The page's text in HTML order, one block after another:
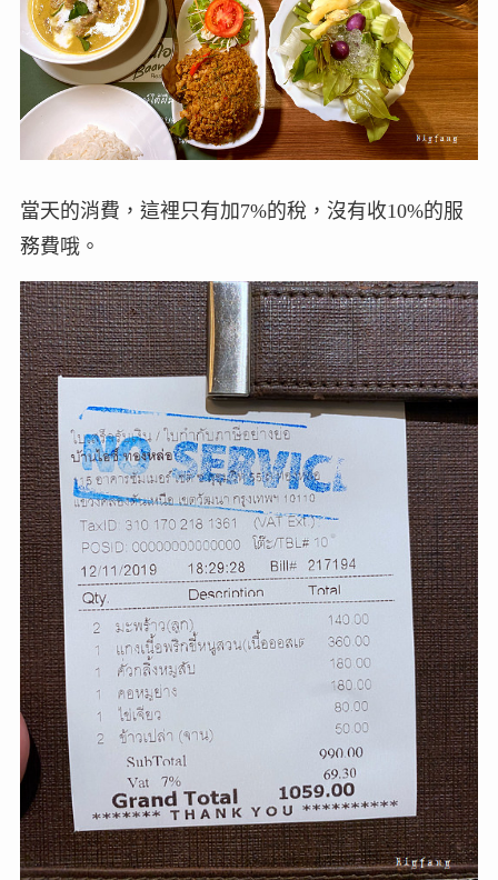
當天的消費，這裡只有加7%的稅，沒有收10%的服
務費哦。